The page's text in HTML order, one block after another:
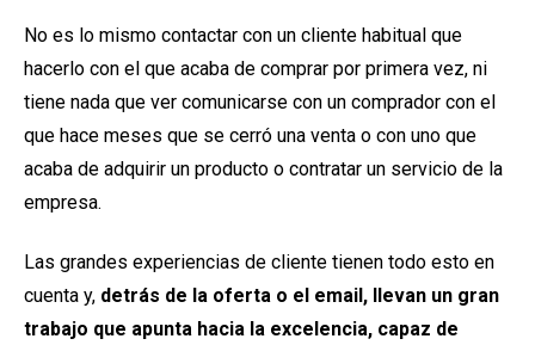
No es lo mismo contactar con un cliente habitual que
hacerlo con el que acaba de comprar por primera vez, ni
tiene nada que ver comunicarse con un comprador con el
que hace meses que se cerró una venta o con uno que
acaba de adquirir un producto o contratar un servicio de la
empresa.
Las grandes experiencias de cliente tienen todo esto en
cuenta y, detrás de la oferta o el email, llevan un gran
trabajo que apunta hacia la excelencia, capaz de